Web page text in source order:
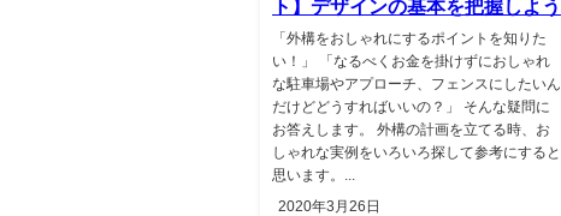
ト】デザインの基本を把握しよう
「外構をおしゃれにするポイントを知りた
い！」 「なるべくお金を掛けずにおしゃれ
な駐車場やアプローチ、フェンスにしたいん
だけどどうすればいいの？」 そんな疑問に
お答えします。 外構の計画を立てる時、お
しゃれな実例をいろいろ探して参考にすると
思います。...
2020年3月26日